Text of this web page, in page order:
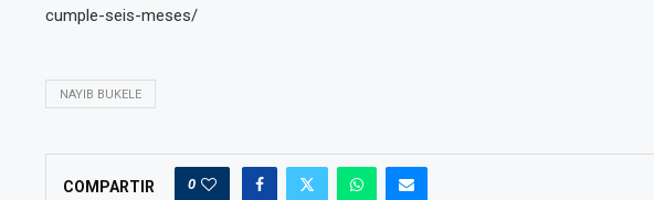
cumple-seis-meses/
NAYIB BUKELE
COMPARTIR 0